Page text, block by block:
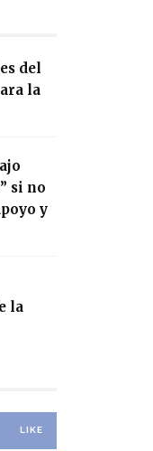
del
la
si no
y
la
LIKE